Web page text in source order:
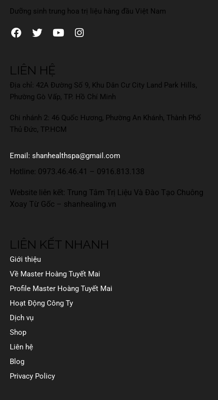
Dưỡng sinh trung hoa trị liệu hàng đầu Việt Nam
LIÊN HỆ
Địa chỉ: 42A Đường Số 9, Khu Dân Cư City Land Park Hills,
Phường Gò Vấp, TP. Hồ Chí Minh
Chi nhánh 2: 46 Quốc Hương, Phường An Khánh, Thành Phố
Thủ Đức, TP.HCM
Email: shanhealthspa@gmail.com
Hotline: 0973.46.46.41 – 0916.813.138
Website liên kết: Trung Tâm Trị Liệu Và Đào Tạo Chuông
Xoay Từ Gốc – shanhealing.vn
LIÊN KẾT NHANH
Giới thiệu
Về Master Hoàng Tuyết Mai
Profile Master Hoàng Tuyết Mai
Hoạt Động Công Ty
Dịch vụ
Shop
Liên hệ
Blog
Privacy Policy